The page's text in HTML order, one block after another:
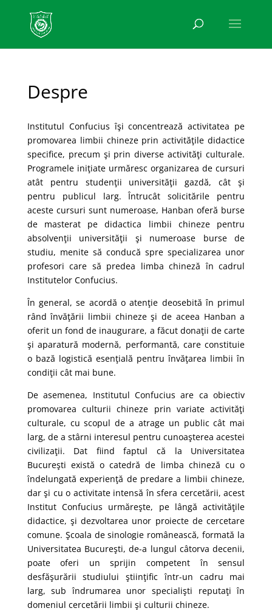
Despre
Institutul Confucius îşi concentrează activitatea pe
promovarea limbii chineze prin activităţile didactice
specifice, precum şi prin diverse activităţi culturale.
Programele iniţiate urmăresc organizarea de cursuri
atât pentru studenţii universităţii gazdă, cât şi
pentru publicul larg. Întrucât solicitările pentru
aceste cursuri sunt numeroase, Hanban oferă burse
de masterat pe didactica limbii chineze pentru
absolvenţii universităţii şi numeroase burse de
studiu, menite să conducă spre specializarea unor
profesori care să predea limba chineză în cadrul
Institutelor Confucius.
În general, se acordă o atenţie deosebită în primul
rând învăţării limbii chineze şi de aceea Hanban a
oferit un fond de inaugurare, a făcut donaţii de carte
şi aparatură modernă, performantă, care constituie
o bază logistică esenţială pentru învăţarea limbii în
condiţii cât mai bune.
De asemenea, Institutul Confucius are ca obiectiv
promovarea culturii chineze prin variate activităţi
culturale, cu scopul de a atrage un public cât mai
larg, de a stârni interesul pentru cunoaşterea acestei
civilizaţii. Dat fiind faptul că la Universitatea
Bucureşti există o catedră de limba chineză cu o
îndelungată experienţă de predare a limbii chineze,
dar şi cu o activitate intensă în sfera cercetării, acest
Institut Confucius urmăreşte, pe lângă activităţile
didactice, şi dezvoltarea unor proiecte de cercetare
comune. Şcoala de sinologie românească, formată la
Universitatea Bucureşti, de-a lungul câtorva decenii,
poate oferi un sprijin competent în sensul
desfăşurării studiului ştiinţific într-un cadru mai
larg, sub îndrumarea unor specialişti reputaţi în
domeniul cercetării limbii şi culturii chineze.